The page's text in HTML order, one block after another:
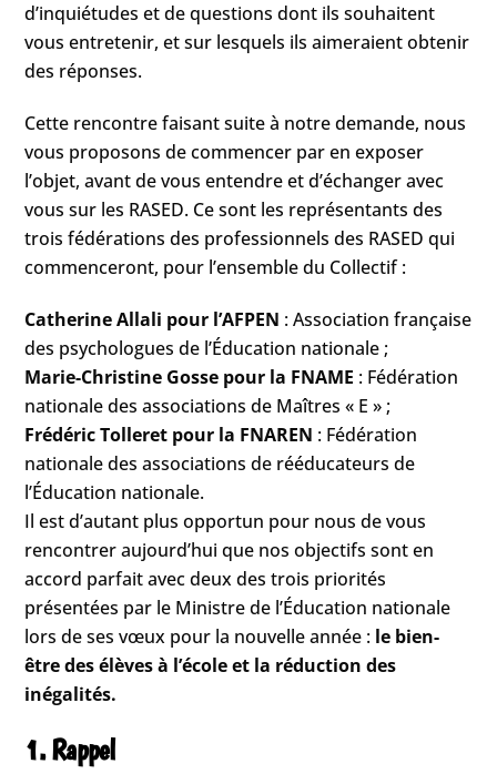
d’inquiétudes et de questions dont ils souhaitent
vous entretenir, et sur lesquels ils aimeraient obtenir
des réponses.
Cette rencontre faisant suite à notre demande, nous
vous proposons de commencer par en exposer
l’objet, avant de vous entendre et d’échanger avec
vous sur les RASED. Ce sont les représentants des
trois fédérations des professionnels des RASED qui
commenceront, pour l’ensemble du Collectif :
Catherine Allali pour l’AFPEN : Association française
des psychologues de l’Éducation nationale ;
Marie-Christine Gosse pour la FNAME : Fédération
nationale des associations de Maîtres « E » ;
Frédéric Tolleret pour la FNAREN : Fédération
nationale des associations de rééducateurs de
l’Éducation nationale.
Il est d’autant plus opportun pour nous de vous
rencontrer aujourd’hui que nos objectifs sont en
accord parfait avec deux des trois priorités
présentées par le Ministre de l’Éducation nationale
lors de ses vœux pour la nouvelle année : le bien-
être des élèves à l’école et la réduction des
inégalités.
1. Rappel